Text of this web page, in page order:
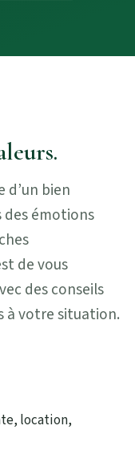
d’un bien
des émotions
de vous
des conseils
à votre situation.
location,